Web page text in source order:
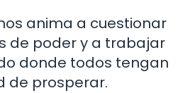
anima a cuestionar
de poder y a trabajar
donde todos tengan
de prosperar.